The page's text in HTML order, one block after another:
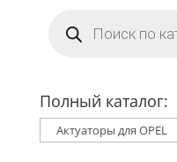
товаров
Полный каталог: